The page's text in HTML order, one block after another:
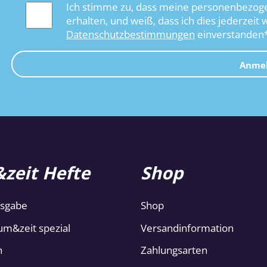
Ich stimme zu, dass meine
erhalten, und weiß, dass ich dies jederzeit
Datenschutzbestimmungen
Hefte
spezial
Shop
Shop
Versandinformation
Zahlungsarten